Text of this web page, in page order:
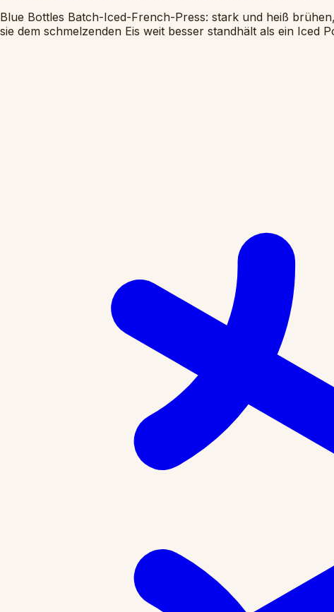
Blue Bottles Batch-Iced-French-Press: stark und heiß
sie dem schmelzenden Eis weit besser standhält als ein Iced